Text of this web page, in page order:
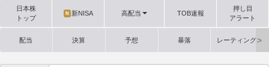
日本株
トップ
N 新NISA 高配当 TOB速報
押し目
アラート
配当 決算 予想 暴落 レーティング格